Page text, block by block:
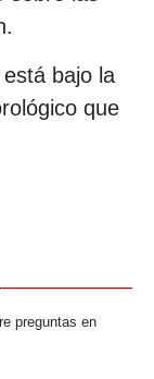
bajo la
que
preguntas en